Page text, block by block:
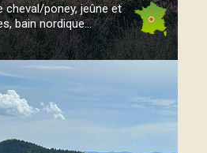
cheval/poney, jeûne et
bain nordique...